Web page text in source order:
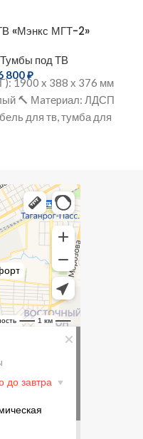
«Мэнкс МГТ-2»
Тумбы под ТВ
800₽
1900 x 388 х 376 мм
🔨 Мaтеpиал: ЛДСП
для тв, тумба для